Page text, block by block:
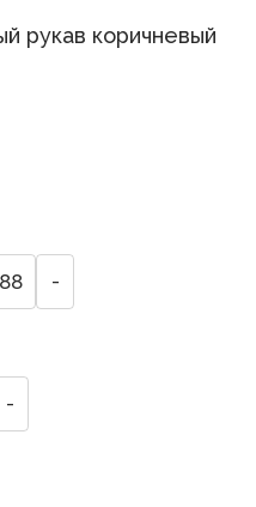
рукав коричневый
-
-